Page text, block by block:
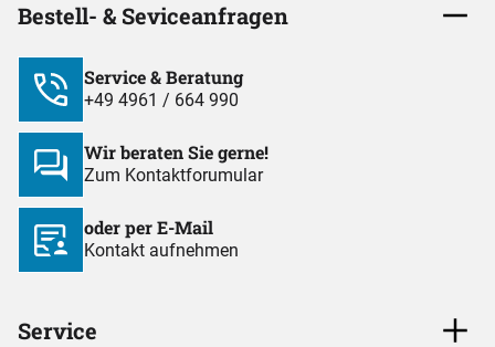
Bestell- & Seviceanfragen
Service & Beratung
+49 4961 / 664 990
Wir beraten Sie gerne!
Zum Kontaktforumular
oder per E-Mail
Kontakt aufnehmen
Service